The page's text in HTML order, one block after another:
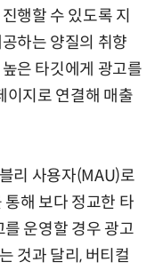
행할 수 있도록 지
하는 양질의 취향
은 타깃에게 광고를
이지로 연결해 매출
리 사용자(MAU)로
해 보다 정교한 타
운영할 경우 광고
것과 달리, 버티컬